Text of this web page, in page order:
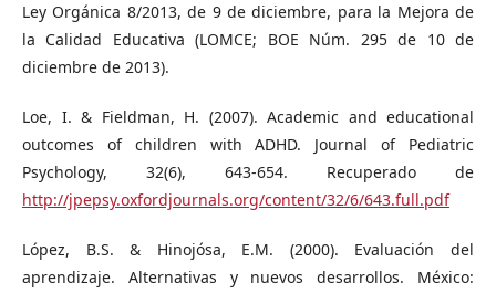
Ley Orgánica 8/2013, de 9 de diciembre, para la Mejora de
la Calidad Educativa (LOMCE; BOE Núm. 295 de 10 de
diciembre de 2013).
Loe, I. & Fieldman, H. (2007). Academic and educational
outcomes of children with ADHD. Journal of Pediatric
Psychology, 32(6), 643-654. Recuperado de
http://jpepsy.oxfordjournals.org/content/32/6/643.full.pdf
López, B.S. & Hinojósa, E.M. (2000). Evaluación del
aprendizaje. Alternativas y nuevos desarrollos. México: